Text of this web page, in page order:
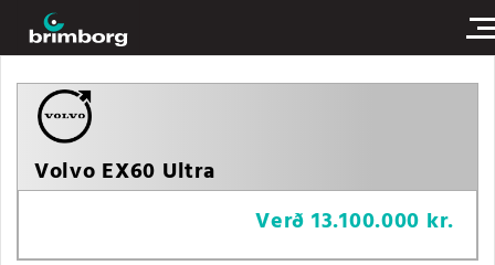
Volvo EX60 Ultra
Verð 13.100.000 kr.